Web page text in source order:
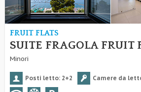
FRUIT FLATS
SUITE FRAGOLA FRUIT
Minori
Posti letto: 2+2 Camere da